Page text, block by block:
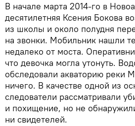
В начале марта 2014-го в
десятилетняя Ксения Бокова
из школы и около полудня
на звонки. Мобильник нашли
недалеко от моста.
что девочка могла утонуть.
обследовали акваторию реки
ничего. В качестве одной из
следователи рассматривали
и похищение, но не
ни свидетелей.